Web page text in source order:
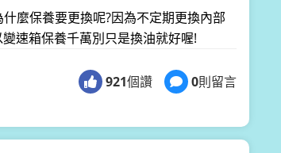
麼保養要更換呢?因為不定期更換內部
速箱保養千萬別只是換油就好喔!
921個讚 0則留言